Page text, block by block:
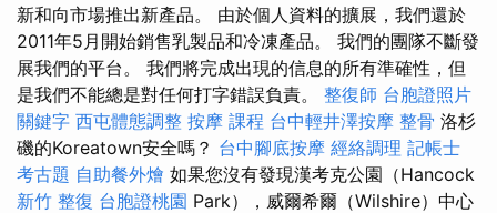
新和向市場推出新產品。 由於個人資料的擴展，我們還於
2011年5月開始銷售乳製品和冷凍產品。 我們的團隊不斷發
展我們的平台。 我們將完成出現的信息的所有準確性，但
是我們不能總是對任何打字錯誤負責。 整復師 台胞證照片
關鍵字 西屯體態調整 按摩 課程 台中輕井澤按摩 整骨 洛杉
磯的Koreatown安全嗎？ 台中腳底按摩 經絡調理 記帳士
考古題 自助餐外燴 如果您沒有發現漢考克公園（Hancock
新竹 整復 台胞證桃園 Park），威爾希爾（Wilshire）中心